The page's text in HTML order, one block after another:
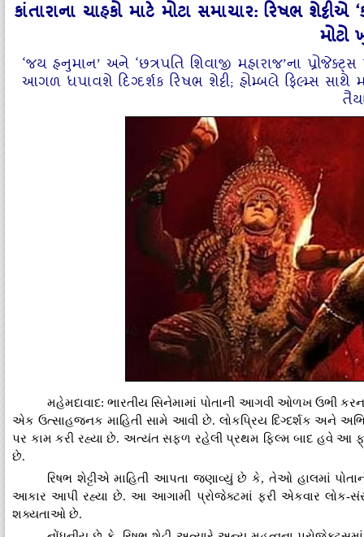
કાંતારાના ચાહકો માટે મોટા સમાચાર: રિષભ
મોટો
​‘જય હનુમાન’ અને ‘છત્રપતિ શિવાજી મહારાજ’ના
આગળ ધપાવશે દિગ્દર્શક રિષભ શેટ્ટી; હોમ્બલે ફિલ્મ્સ
​મહેમદાવાદ: ભારતીય સિનેમામાં પોતાની આગવી ઓળખ ઉભી
એક ઉત્સાહજનક માહિતી સામે આવી છે. લોકપ્રિય દિગ્દર્શક અને
પર કામ કરી રહ્યા છે. અત્યંત સફળ રહેલી પ્રથમ ફિલ્મ બાદ હવે આ
છે.
​રિષભ શેટ્ટીએ માહિતી આપતા જણાવ્યું છે કે, તેઓ હાલમાં
આકાર આપી રહ્યા છે. આ આગામી પ્રોજેક્ટમાં ફરી એકવાર લોક-
શક્યતાઓ છે.